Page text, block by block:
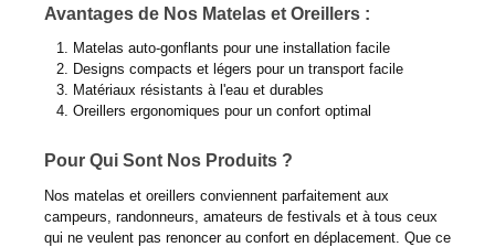
Avantages de Nos Matelas et Oreillers :
Matelas auto-gonflants pour une installation facile
Designs compacts et légers pour un transport facile
Matériaux résistants à l'eau et durables
Oreillers ergonomiques pour un confort optimal
Pour Qui Sont Nos Produits ?
Nos matelas et oreillers conviennent parfaitement aux
campeurs, randonneurs, amateurs de festivals et à tous ceux
qui ne veulent pas renoncer au confort en déplacement. Que ce